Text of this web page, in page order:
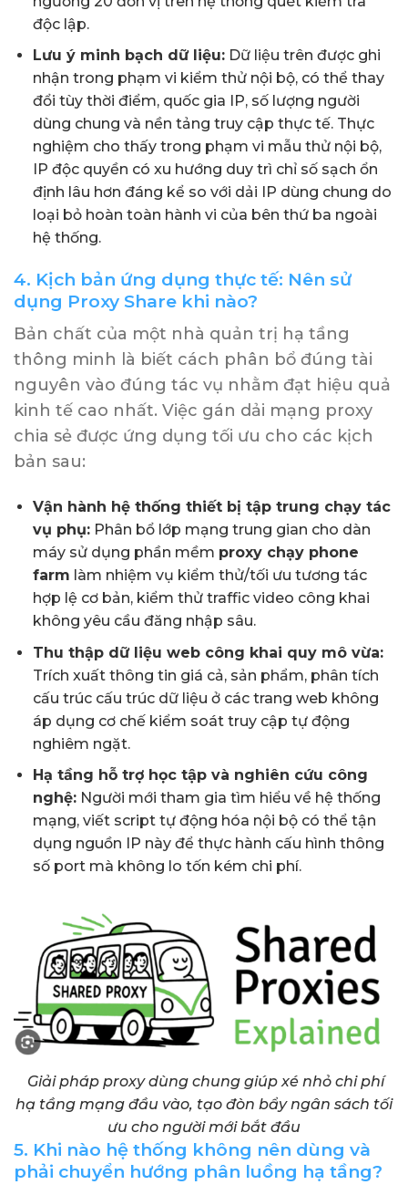
độc lập.
Lưu ý minh bạch dữ liệu:Dữ liệu trên được ghi
nhận trong phạm vi kiểm thử nội bộ, có thể thay
đổi tùy thời điểm, quốc gia IP, số lượng người
dùng chung và nền tảng truy cập thực tế. Thực
nghiệm cho thấy trong phạm vi mẫu thử nội bộ,
IP độc quyền có xu hướng duy trì chỉ số sạch ổn
định lâu hơn đáng kể so với dải IP dùng chung do
loại bỏ hoàn toàn hành vi của bên thứ ba ngoài
hệ thống.
4. Kịch bản ứng dụng thực tế: Nên sử
dụng Proxy Share khi nào?
Bản chất của một nhà quản trị hạ tầng
thông minh là biết cách phân bổ đúng tài
nguyên vào đúng tác vụ nhằm đạt hiệu quả
kinh tế cao nhất. Việc gán dải mạng proxy
chia sẻ được ứng dụng tối ưu cho các kịch
bản sau:
Vận hành hệ thống thiết bị tập trung chạy tác
vụ phụ:Phân bổ lớp mạng trung gian cho dàn
máy sử dụng phần mềm proxy chạy phone
farm làm nhiệm vụ kiểm thử/tối ưu tương tác
hợp lệ cơ bản, kiểm thử traffic video công khai
không yêu cầu đăng nhập sâu.
Thu thập dữ liệu web công khai quy mô vừa:
Trích xuất thông tin giá cả, sản phẩm, phân tích
cấu trúc cấu trúc dữ liệu ở các trang web không
áp dụng cơ chế kiểm soát truy cập tự động
nghiêm ngặt.
Hạ tầng hỗ trợ học tập và nghiên cứu công
nghệ:Người mới tham gia tìm hiểu về hệ thống
mạng, viết script tự động hóa nội bộ có thể tận
dụng nguồn IP này để thực hành cấu hình thông
số port mà không lo tốn kém chi phí.
Giải pháp proxy dùng chung giúp xé nhỏ chi phí
hạ tầng mạng đầu vào, tạo đòn bẩy ngân sách tối
ưu cho người mới bắt đầu
5. Khi nào hệ thống không nên dùng và
phải chuyển hướng phân luồng hạ tầng?